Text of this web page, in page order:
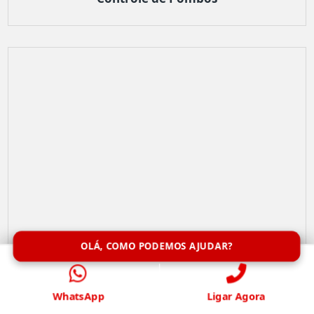
Remoção de Abelhas
OLÁ, COMO PODEMOS AJUDAR?
WhatsApp Ligar Agora